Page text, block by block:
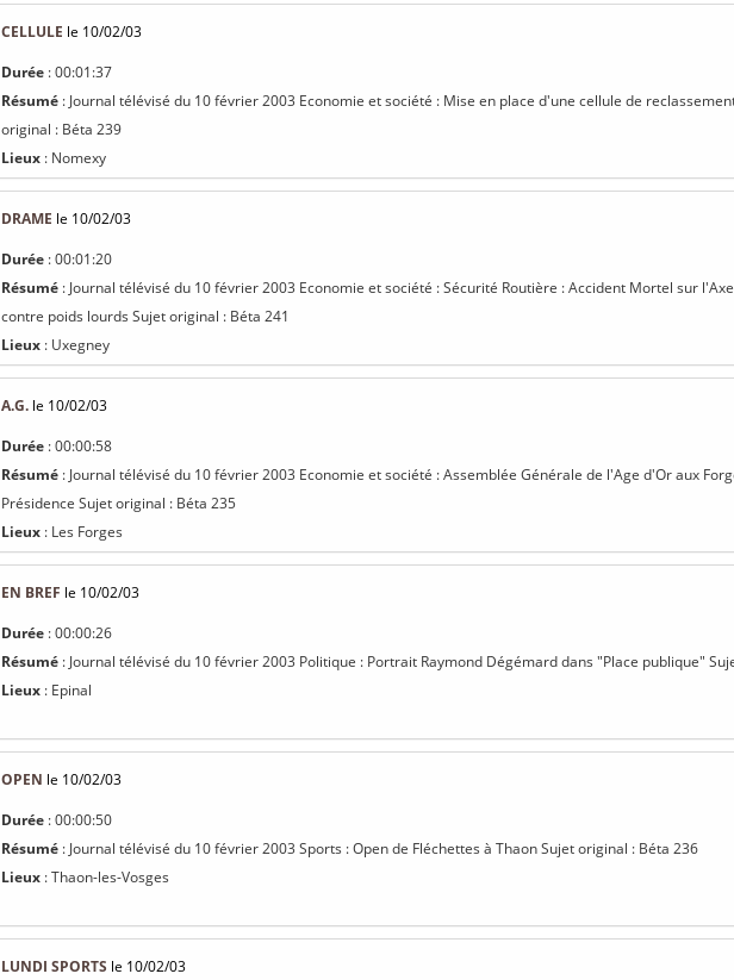
CELLULE le 10/02/03
Durée : 00:01:37
Résumé : Journal télévisé du 10 février 2003 Economie et société : Mise en place d'une cellule de
original : Béta 239
Lieux : Nomexy
DRAME le 10/02/03
Durée : 00:01:20
Résumé : Journal télévisé du 10 février 2003 Economie et société : Sécurité Routière : Accident Mortel sur
contre poids lourds Sujet original : Béta 241
Lieux : Uxegney
A.G. le 10/02/03
Durée : 00:00:58
Résumé : Journal télévisé du 10 février 2003 Economie et société : Assemblée Générale de l'Age d'Or aux
Présidence Sujet original : Béta 235
Lieux : Les Forges
EN BREF le 10/02/03
Durée : 00:00:26
Résumé : Journal télévisé du 10 février 2003 Politique : Portrait Raymond Dégémard dans "Place publique"
Lieux : Epinal
OPEN le 10/02/03
Durée : 00:00:50
Résumé : Journal télévisé du 10 février 2003 Sports : Open de Fléchettes à Thaon Sujet original : Béta 236
Lieux : Thaon-les-Vosges
LUNDI SPORTS le 10/02/03